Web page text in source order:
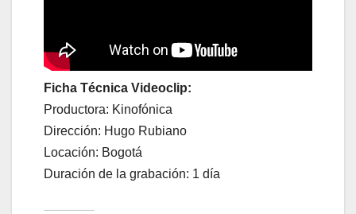
Ficha Técnica Videoclip:
Productora: Kinofónica
Dirección: Hugo Rubiano
Locación: Bogotá
Duración de la grabación: 1 día